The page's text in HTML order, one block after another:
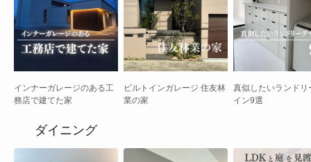
インナーガレージのある工
務店で建てた家
ビルトインガレージ 住友林
業の家
真似したいランドリ
イン9選
ダイニング